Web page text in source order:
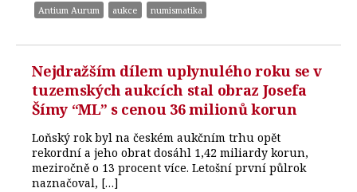
Antium Aurum aukce numismatika
Nejdražším dílem uplynulého roku se v
tuzemských aukcích stal obraz Josefa
Šímy “ML” s cenou 36 milionů korun
Loňský rok byl na českém aukčním trhu opět
rekordní a jeho obrat dosáhl 1,42 miliardy korun,
meziročně o 13 procent více. Letošní první půlrok
naznačoval, […]